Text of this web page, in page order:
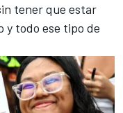
tener que estar
y todo ese tipo de